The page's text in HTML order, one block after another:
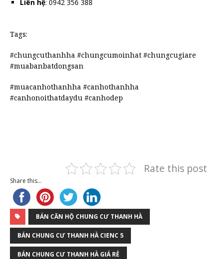
Liên hệ: 0942 356 388
Tags:
#chungcuthanhha #chungcumoinhat #chungcugiare
#muabanbatdongsan
#muacanhothanhha #canhothanhha
#canhonoithatdaydu #canhodep
Rate this post
Share this...
BÁN CĂN HỘ CHUNG CƯ THANH HÀ
BÁN CHUNG CƯ THANH HÀ CIENC 5
BÁN CHUNG CƯ THANH HÀ GIÁ RẺ